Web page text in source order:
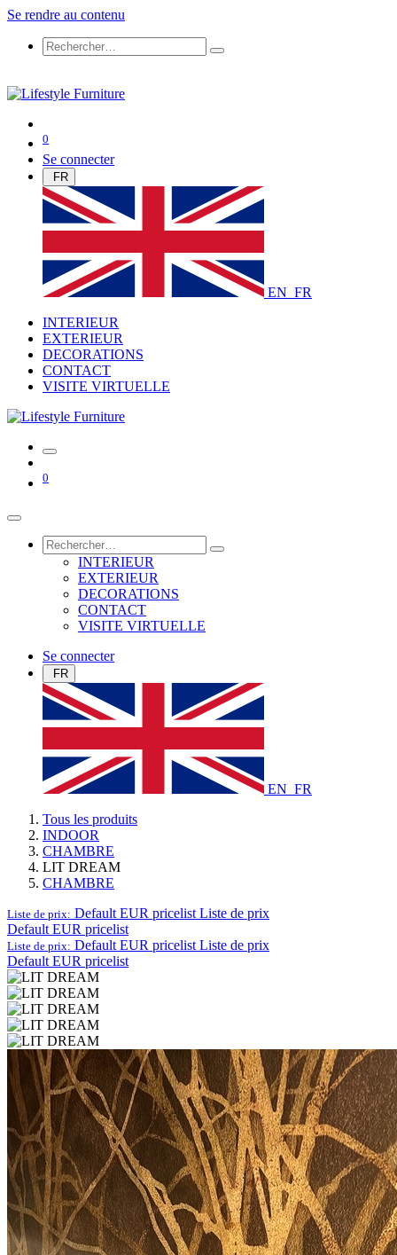
Se rendre au contenu
0
Se connecter
FR
EN FR
INTERIEUR
EXTERIEUR
DECORATIONS
CONTACT
VISITE VIRTUELLE
0
INTERIEUR
EXTERIEUR
DECORATIONS
CONTACT
VISITE VIRTUELLE
Se connecter
FR
EN FR
Tous les produits
INDOOR
CHAMBRE
LIT DREAM
CHAMBRE
Liste de prix: Default EUR pricelist Liste de prix
Default EUR pricelist
Liste de prix: Default EUR pricelist Liste de prix
Default EUR pricelist